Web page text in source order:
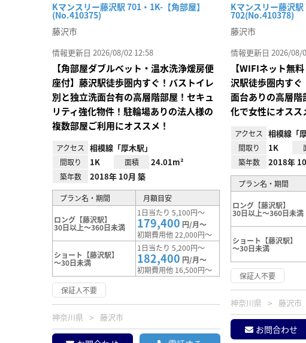
Kマンスリー藤沢駅 701・1K-【角部屋】
(No.410375)
藤沢市
情報更新日 2026/08/02 12:58
【角部屋ダブルベット・温水洗浄煖房便
座付】藤沢駅徒歩圏内すぐ！バストイレ
別と独立洗面台有の高層階部屋！セキュ
リティ強化物件！駐輪場ありの法人様の
複数部屋ご利用にオススメ！
アクセス 相模線「厚木駅」
間取り 1K 面積 24.01m²
築年数 2018年 10月 築
プラン名・期間 月額目安
ロング【藤沢駅】
30日以上～360日未満
1日当たり 5,100円～
179,400 円/月～
初期費用他 22,000円～
ショート【藤沢駅】
～30日未満
1日当たり 5,200円～
182,400 円/月～
初期費用他 16,500円～
保証人不要
神奈川県 藤沢市
Kマンスリー藤沢
702(No.410378)
藤沢市
情報更新日 2026/08/
【WIFIネット無
沢駅徒歩圏内す
面台ありの高層階
化で女性にオスス
アクセス 相模線「
間取り 1K
築年数 2018年
プラン名・期間
ロング【藤沢駅】
30日以上～360日未満
ショート【藤沢駅】
～30日未満
保証人不要
神奈川県 藤沢市
お問合わせ